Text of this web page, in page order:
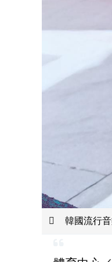
韓國流行